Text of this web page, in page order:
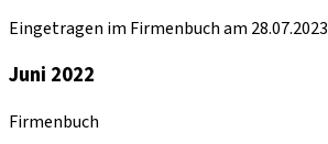
Eingetragen im Firmenbuch am 28.07.2023
Juni 2022
Firmenbuch